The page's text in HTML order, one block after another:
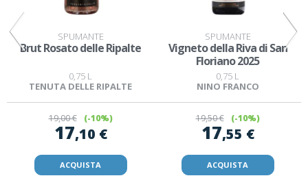
SPUMANTE
Brut Rosato delle Ripalte
0,75 L
TENUTA DELLE RIPALTE
19,00 € (-10%)
17,10 €
ACQUISTA
SPUMANTE
Vigneto della Riva di San
Floriano 2025
0,75 L
NINO FRANCO
19,50 € (-10%)
17,55 €
ACQUISTA